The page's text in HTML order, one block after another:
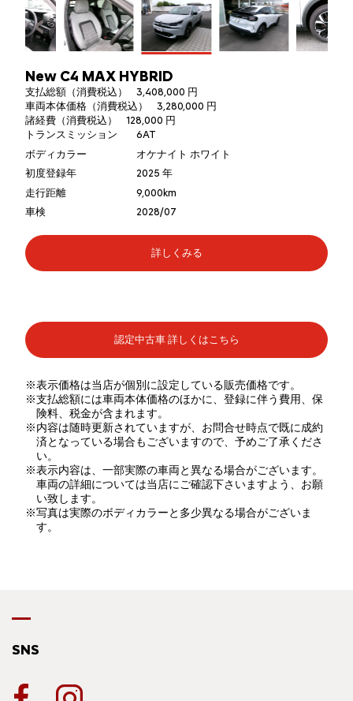
New C4 MAX HYBRID
支払総額（消費税込）
3,408,000 円
車両本体価格（消費税込）
3,280,000 円
諸経費（消費税込）
128,000 円
トランスミッション
6AT
ボディカラー
オケナイト ホワイト
初度登録年
2025 年
走行距離
9,000km
車検
2028/07
詳しくみる
認定中古車 詳しくはこちら
※表示価格は当店が個別に設定している販売価格です。
※支払総額には車両本体価格のほかに、登録に伴う費用、保
険料、税金が含まれます。
※内容は随時更新されていますが、お問合せ時点で既に成約
済となっている場合もございますので、予めご了承くださ
い。
※表示内容は、一部実際の車両と異なる場合がございます。
車両の詳細については当店にご確認下さいますよう、お願
い致します。
※写真は実際のボディカラーと多少異なる場合がございま
す。
SNS